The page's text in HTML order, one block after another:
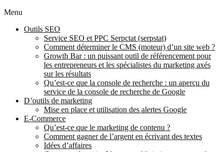
Menu
Outils SEO
Service SEO et PPC Serpctat (serpstat)
Comment déterminer le CMS (moteur) d’un site web ?
Growth Bar : un puissant outil de référencement pour
les entrepreneurs et les spécialistes du marketing axés
sur les résultats
Qu’est-ce que la console de recherche : un aperçu du
service de la console de recherche de Google
D’outils de marketing
Mise en place et utilisation des alertes Google
E-Commerce
Qu’est-ce que le marketing de contenu ?
Comment gagner de l’argent en écrivant des textes
Idées d’affaires